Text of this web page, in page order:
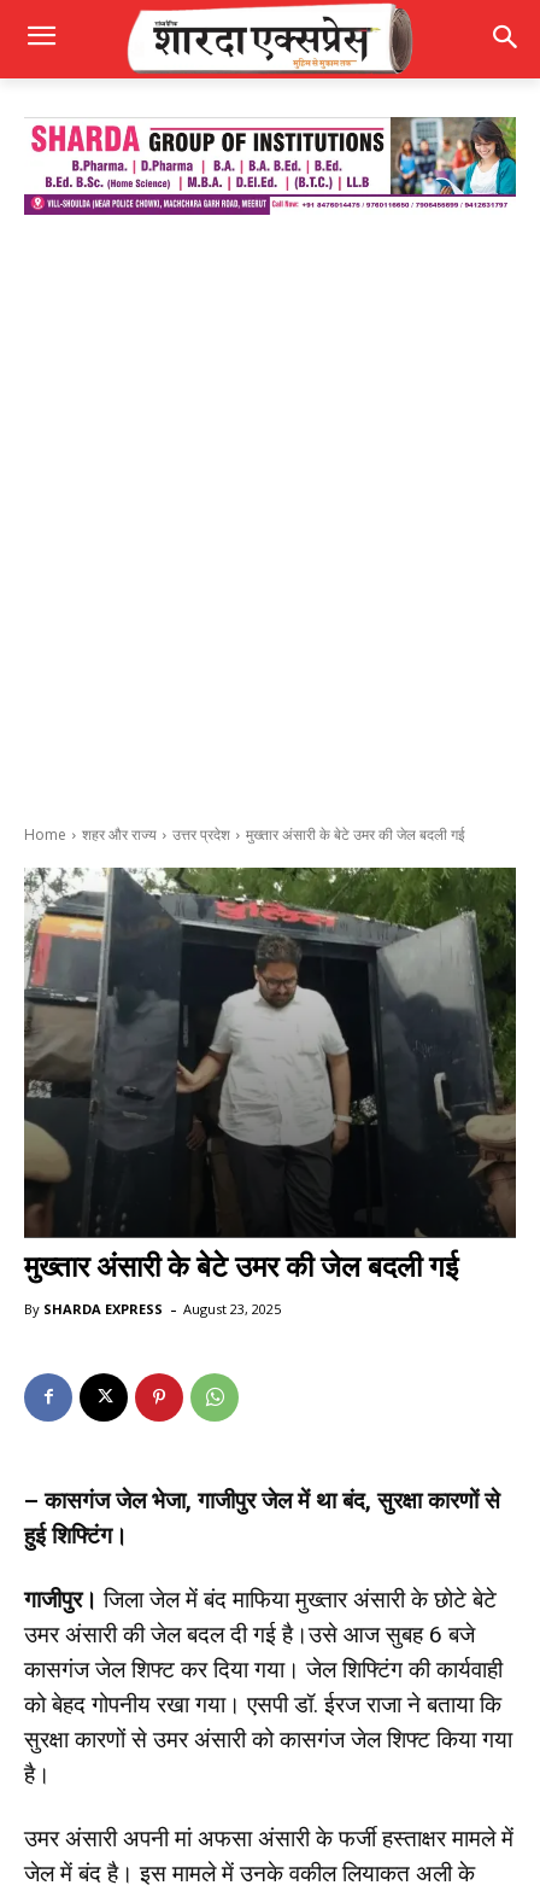
Home शहर और राज्य उत्तर प्रदेश मुख्तार अंसारी के बेटे उमर की जेल बदली गई
मुख्तार अंसारी के बेटे उमर की जेल बदली गई
By SHARDA EXPRESS - August 23, 2025
– कासगंज जेल भेजा, गाजीपुर जेल में था बंद, सुरक्षा कारणों से
हुई शिफ्टिंग।
गाजीपुर। जिला जेल में बंद माफिया मुख्तार अंसारी के छोटे बेटे
उमर अंसारी की जेल बदल दी गई है।उसे आज सुबह 6 बजे
कासगंज जेल शिफ्ट कर दिया गया। जेल शिफ्टिंग की कार्यवाही
को बेहद गोपनीय रखा गया। एसपी डॉ. ईरज राजा ने बताया कि
सुरक्षा कारणों से उमर अंसारी को कासगंज जेल शिफ्ट किया गया
है।
उमर अंसारी अपनी मां अफसा अंसारी के फर्जी हस्ताक्षर मामले में
जेल में बंद है। इस मामले में उनके वकील लियाकत अली के